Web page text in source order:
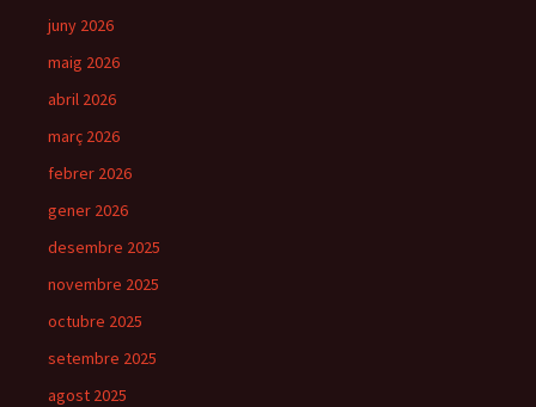
juny 2026
maig 2026
abril 2026
març 2026
febrer 2026
gener 2026
desembre 2025
novembre 2025
octubre 2025
setembre 2025
agost 2025